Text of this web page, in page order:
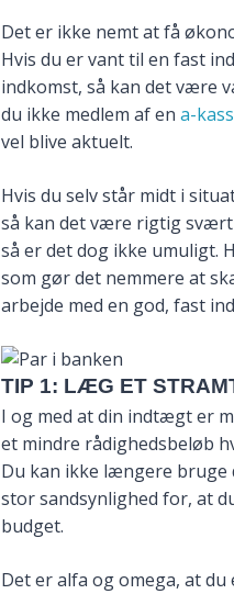
Det er ikke nemt at få
Hvis du er vant til en fast
indkomst, så kan det være
du ikke medlem af en a-
vel blive aktuelt.
Hvis du selv står midt i
så kan det være rigtig
så er det dog ikke umuligt.
som gør det nemmere at
arbejde med en god, fast
TIP 1: LÆG ET
I og med at din indtægt er
et mindre rådighedsbeløb
Du kan ikke længere bruge
stor sandsynlighed for, at
budget.
Det er alfa og omega, at